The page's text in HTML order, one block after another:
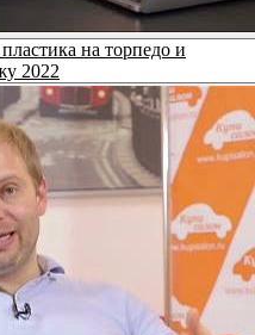
на торпедо и
2022